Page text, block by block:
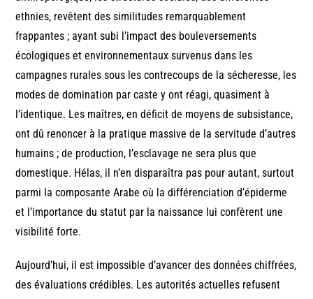
ethnies, revêtent des similitudes remarquablement
frappantes ; ayant subi l’impact des bouleversements
écologiques et environnementaux survenus dans les
campagnes rurales sous les contrecoups de la sécheresse, les
modes de domination par caste y ont réagi, quasiment à
l’identique. Les maîtres, en déficit de moyens de subsistance,
ont dû renoncer à la pratique massive de la servitude d’autres
humains ; de production, l’esclavage ne sera plus que
domestique. Hélas, il n’en disparaîtra pas pour autant, surtout
parmi la composante Arabe où la différenciation d’épiderme
et l’importance du statut par la naissance lui confèrent une
visibilité forte.
Aujourd’hui, il est impossible d’avancer des données chiffrées,
des évaluations crédibles. Les autorités actuelles refusent